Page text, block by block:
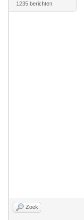
1235 berichten
Zoek